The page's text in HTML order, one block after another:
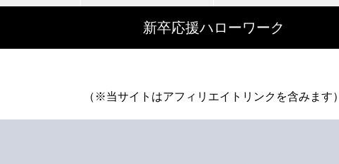
新卒応援ハローワーク
（※当サイトはアフィリエイトリンクを含みます）